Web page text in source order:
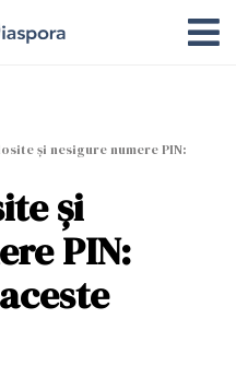
și nesigure numere PIN:
și
PIN: